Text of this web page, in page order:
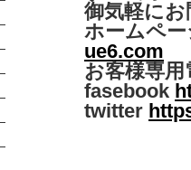
御気軽に
ホームペ
ue6.com
お客様専用
fasebook
twitter